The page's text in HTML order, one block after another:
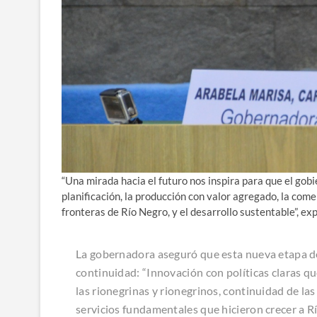
“Una mirada hacia el futuro nos inspira para que el
planificación, la producción con valor agregado, la
fronteras de Río Negro, y el desarrollo sustentable”,
La gobernadora aseguró que esta nueva etapa
continuidad: “Innovación con políticas claras
las rionegrinas y rionegrinos, continuidad de
servicios fundamentales que hicieron crecer a